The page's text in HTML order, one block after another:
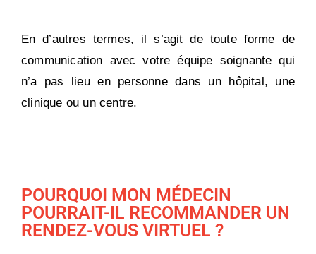
En d’autres termes, il s’agit de toute forme de
communication avec votre équipe soignante qui
n’a pas lieu en personne dans un hôpital, une
clinique ou un centre.
POURQUOI MON MÉDECIN
POURRAIT-IL RECOMMANDER UN
RENDEZ-VOUS VIRTUEL ?